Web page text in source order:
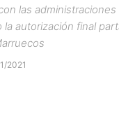
las
la autorización final
2021